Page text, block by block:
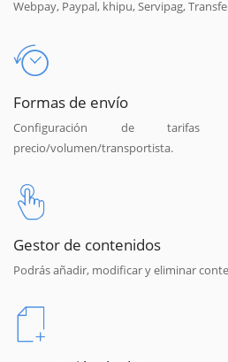
Webpay, Paypal, khipu, Servipag,
Formas de envío
Configuración de
precio/volumen/transportista.
Gestor de contenidos
Podrás añadir, modificar y eliminar